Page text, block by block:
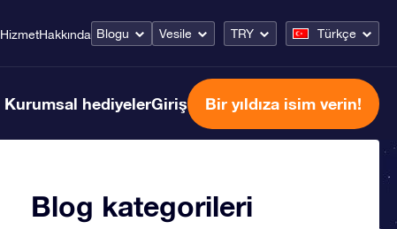
HizmetHakkında Blogu Vesile TRY Türkçe
Kurumsal hediyelerGiriş Bir yıldıza isim verin!
Blog kategorileri